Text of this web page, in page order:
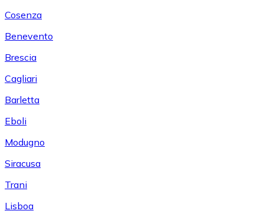
Cosenza
Benevento
Brescia
Cagliari
Barletta
Eboli
Modugno
Siracusa
Trani
Lisboa